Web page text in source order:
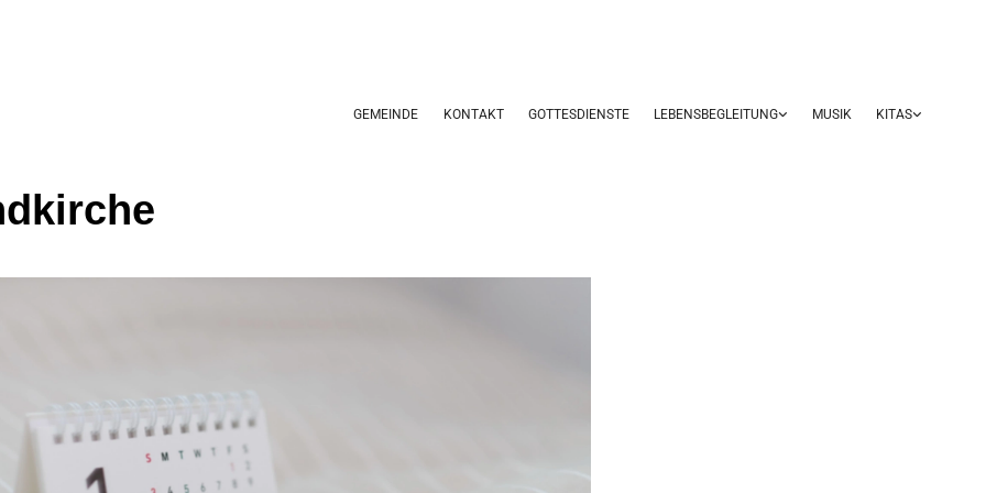
GEMEINDE KONTAKT GOTTESDIENSTE LEBENSBEGLEITUNG MUSIK KITAS